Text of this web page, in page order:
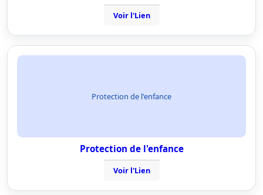
Voir l'Lien
Protection de l'enfance
Protection de l'enfance
Voir l'Lien